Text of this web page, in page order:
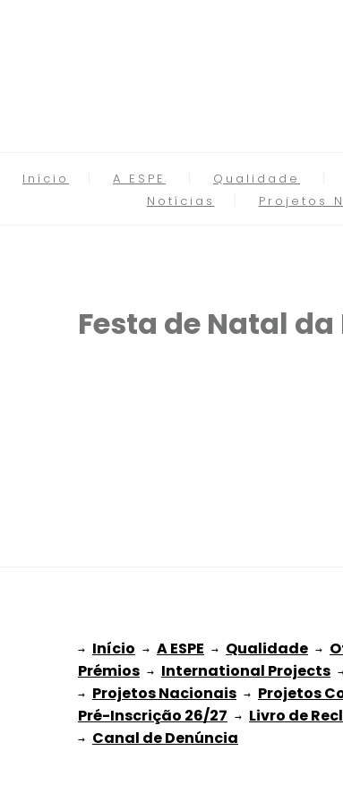
Início A ESPE Qualidade
Notícias
Projetos
Festa de Natal da
→ Início → A ESPE → Qualidade →
Prémios → International Projects
→ Projetos Nacionais → Projetos
Pré-Inscrição 26/27 → Livro de
→